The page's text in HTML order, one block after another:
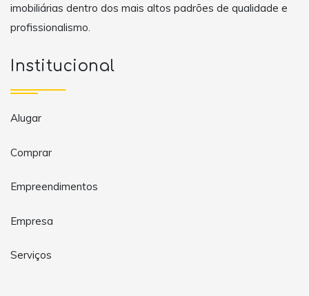
imobiliárias dentro dos mais altos padrões de qualidade e
profissionalismo.
Institucional
Alugar
Comprar
Empreendimentos
Empresa
Serviços